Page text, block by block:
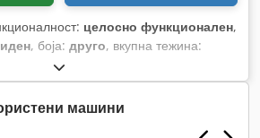
целосно функционален,
, боја: друго, вкупна тежина:
изградба:
машини